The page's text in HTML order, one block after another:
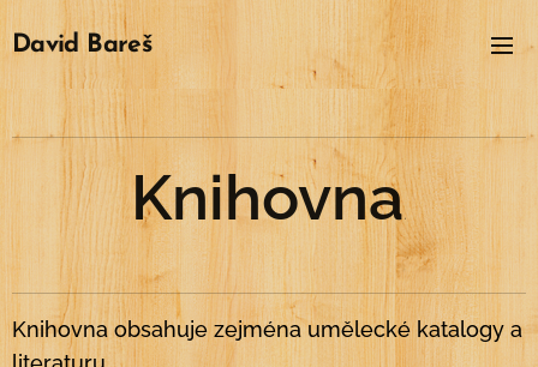
David Bareš
Knihovna.
Knihovna obsahuje zejména umělecké katalogy a